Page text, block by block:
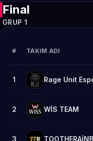
Final
GRUP 1
# TAKIM ADI
1 Rage Unit
2 WİS TEAM
3